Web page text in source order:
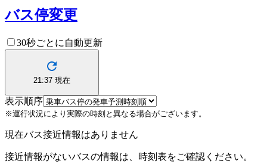
バス停変更
30秒ごとに自動更新
21:37 現在
表示順序
※運行状況により実際の時刻と異なる場合がございます。
現在バス接近情報はありません
接近情報がないバスの情報は、時刻表をご確認ください。